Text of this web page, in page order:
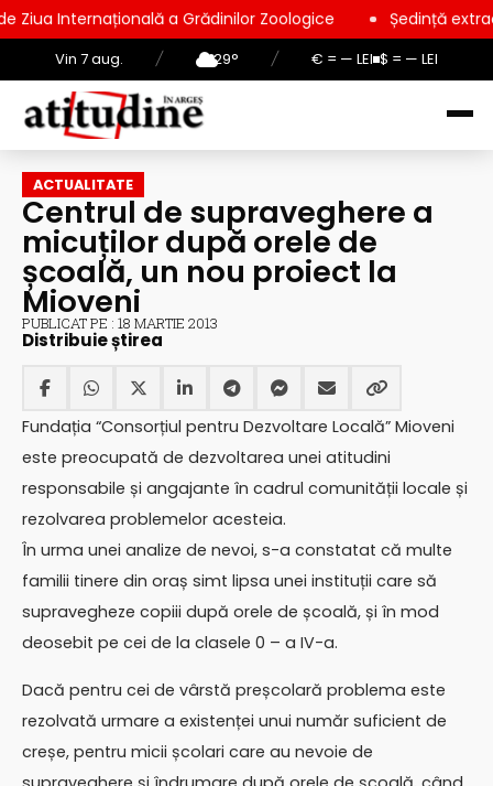
Vin 7 aug. / 29° / € = — LEI $ = — LEI
a Grădinilor Zoologice Ședință extraordinară la
ACTUALITATE
Centrul de supraveghere a
micuților după orele de
școală, un nou proiect la
Mioveni
PUBLICAT PE : 18 MARTIE 2013
Distribuie știrea
Fundația “Consorțiul pentru Dezvoltare Locală” Mioveni
este preocupată de dezvoltarea unei atitudini
responsabile și angajante în cadrul comunității locale și
rezolvarea problemelor acesteia.
În urma unei analize de nevoi, s-a constatat că multe
familii tinere din oraș simt lipsa unei instituții care să
supravegheze copiii după orele de școală, și în mod
deosebit pe cei de la clasele 0 – a IV-a.
Dacă pentru cei de vârstă preșcolară problema este
rezolvată urmare a existenței unui număr suficient de
creșe, pentru micii școlari care au nevoie de